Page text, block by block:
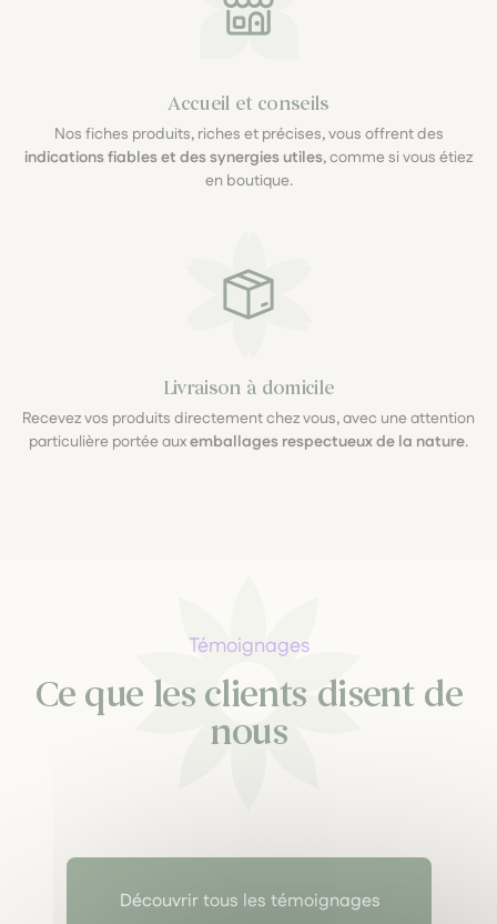
Accueil et conseils
Nos fiches produits, riches et précises, vous offrent des
indications fiables et des synergies utiles, comme si vous étiez
en boutique.
Livraison à domicile
Recevez vos produits directement chez vous, avec une attention
particulière portée auxemballages respectueux de la nature.
Témoignages
Ce que les clients disent de
nous
Découvrir tous les témoignages